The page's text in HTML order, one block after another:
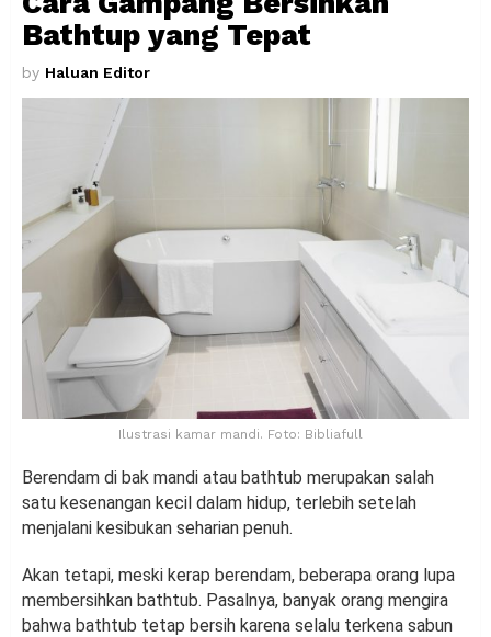
Bathtup yang Tepat
by Haluan Editor
Ilustrasi kamar mandi. Foto: Bibliafull
Berendam di bak mandi atau bathtub merupakan salah
satu kesenangan kecil dalam hidup, terlebih setelah
menjalani kesibukan seharian penuh.
Akan tetapi, meski kerap berendam, beberapa orang lupa
membersihkan bathtub. Pasalnya, banyak orang mengira
bahwa bathtub tetap bersih karena selalu terkena sabun